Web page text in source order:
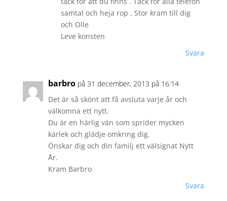
samtal och heja rop . Stor kram till dig
och Olle
Leve konsten
Svara
barbro på 31 december, 2013 på 16:14
Det är så skönt att få avsluta varje år och
välkomna ett nytt.
Du är en härlig vän som sprider mycken
kärlek och glädje omkring dig.
Önskar dig och din familj ett välsignat Nytt
År.
Kram Barbro
Svara